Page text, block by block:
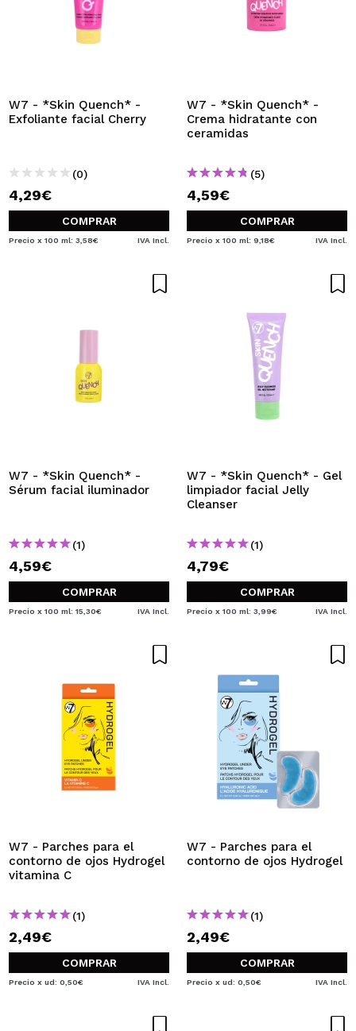
W7 - *Skin Quench* -
Exfoliante facial Cherry
(0)
4,29€
COMPRAR
Precio x 100 ml: 3,58€ IVA Incl.
W7 - *Skin Quench* -
Crema hidratante con
ceramidas
(5)
4,59€
COMPRAR
Precio x 100 ml: 9,18€ IVA Incl.
W7 - *Skin Quench* -
Sérum facial iluminador
(1)
4,59€
COMPRAR
Precio x 100 ml: 15,30€ IVA Incl.
W7 - *Skin Quench* - Gel
limpiador facial Jelly
Cleanser
(1)
4,79€
COMPRAR
Precio x 100 ml: 3,99€ IVA Incl.
W7 - Parches para el
contorno de ojos Hydrogel
vitamina C
(1)
2,49€
COMPRAR
Precio x ud: 0,50€ IVA Incl.
W7 - Parches para el
contorno de ojos Hydrogel
(1)
2,49€
COMPRAR
Precio x ud: 0,50€ IVA Incl.